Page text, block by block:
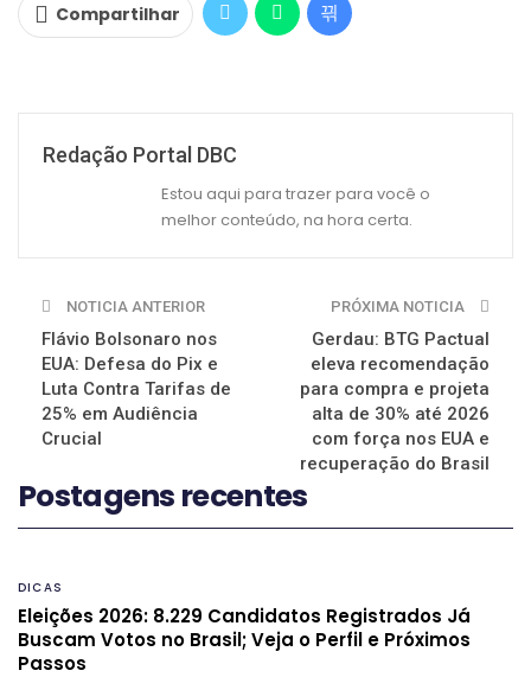
Compartilhar
Redação Portal DBC
Estou aqui para trazer para você o
melhor conteúdo, na hora certa.
NOTICIA ANTERIOR
Flávio Bolsonaro nos
EUA: Defesa do Pix e
Luta Contra Tarifas de
25% em Audiência
Crucial
PRÓXIMA NOTICIA
Gerdau: BTG Pactual
eleva recomendação
para compra e projeta
alta de 30% até 2026
com força nos EUA e
recuperação do Brasil
Postagens recentes
DICAS
Eleições 2026: 8.229 Candidatos Registrados Já
Buscam Votos no Brasil; Veja o Perfil e Próximos
Passos